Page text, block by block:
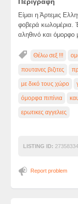
Είμαι η Άρτεμις
φοβερά κωλομέρια.
αληθινό και όμορφο
Θέλω σεξ !!!
πουτανες βιζιτες
με δικό τους χώρο
όμορφα πιπίνια
ερωτικες αγγελιες
LISTING ID:
Report problem